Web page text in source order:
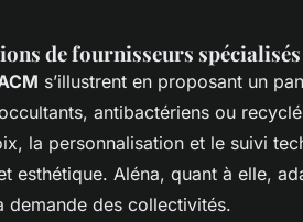
de fournisseurs spécialisés
s’illustrent en proposant un
antibactériens ou
la personnalisation et le suivi
esthétique. Aléna, quant à elle,
demande des collectivités.